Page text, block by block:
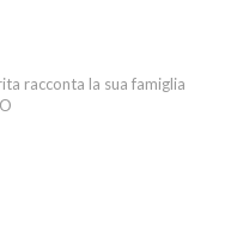
racconta la sua famiglia